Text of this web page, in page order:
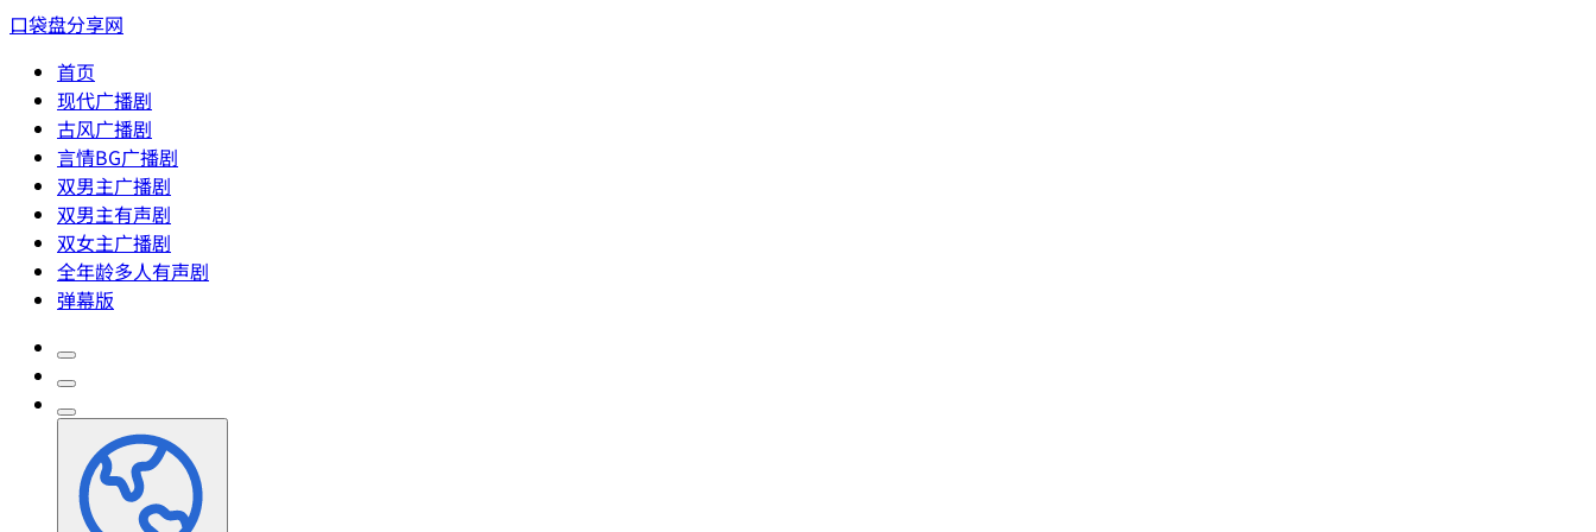
口袋盘分享网
首页
现代广播剧
古风广播剧
言情BG广播剧
双男主广播剧
双男主有声剧
双女主广播剧
全年龄多人有声剧
弹幕版